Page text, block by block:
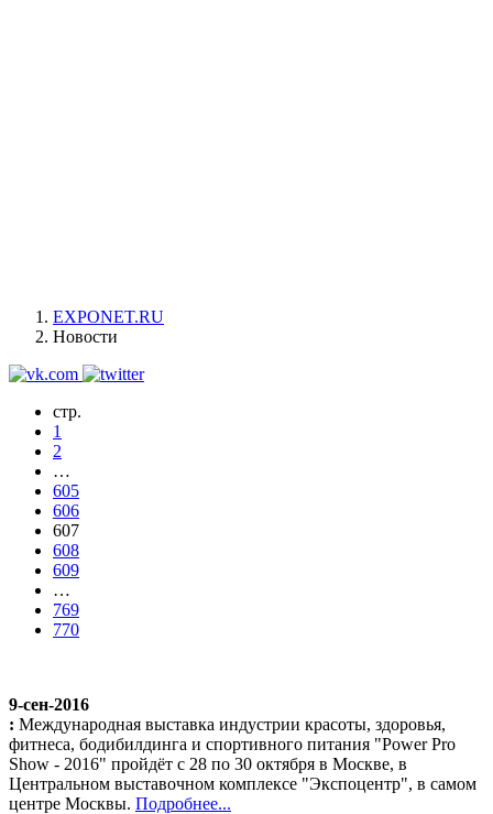
EXPONET.RU
Новости
стр.
1
2
…
605
606
607
608
609
…
769
770
9-сен-2016
: Международная выставка индустрии красоты, здоровья,
фитнеса, бодибилдинга и спортивного питания "Power Pro
Show - 2016" пройдёт с 28 по 30 октября в Москве, в
Центральном выставочном комплексе "Экспоцентр", в самом
центре Москвы. Подробнее...